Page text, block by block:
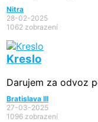
Nitra
28-02-2025
1062 zobrazení
Kreslo
Darujem za odvoz
Bratislava III
27-03-2025
1096 zobrazení